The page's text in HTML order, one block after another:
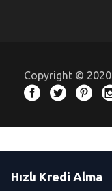
Copyright © 2020
Hızlı Kredi Alma